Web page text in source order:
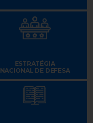
ESTRATÉGIA
NACIONAL DE DEFESA